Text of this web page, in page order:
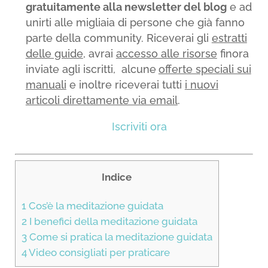
gratuitamente alla newsletter del bloge ad
unirti alle migliaia di persone che già fanno
parte della community. Riceverai gli estratti
delle guide, avrai accesso alle risorse finora
inviate agli iscritti, alcune offerte speciali sui
manuali e inoltre riceverai tutti i nuovi
articoli direttamente via email.
Iscriviti ora
Indice
1Cos’è la meditazione guidata
2I benefici della meditazione guidata
3Come si pratica la meditazione guidata
4Video consigliati per praticare